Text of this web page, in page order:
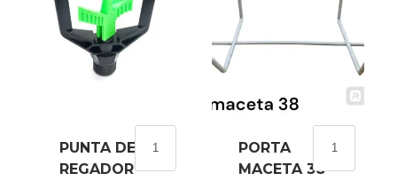
PUNTA DE
REGADOR
DE
REGADOR
PORTA
MACETA 38
MACETA
38